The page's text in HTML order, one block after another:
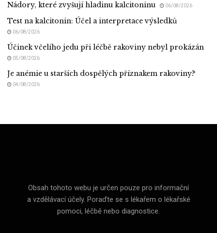
Nádory, které zvyšují hladinu kalcitoninu 06/08/2026
Test na kalcitonin: Účel a interpretace výsledků
06/08/2026
Účinek včelího jedu při léčbě rakoviny nebyl prokázán
05/08/2026
Je anémie u starších dospělých příznakem rakoviny?
04/08/2026
Obsah tohoto webu je určen pouze pro informační
a vzdělávací účely. Poraďte se s lékařem o lékařské
pomoci, léčbě nebo diagnostice.